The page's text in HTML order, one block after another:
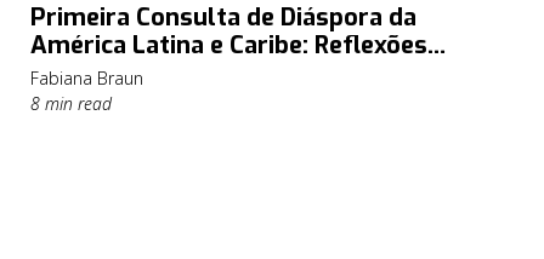
Primeira Consulta de Diáspora da
América Latina e Caribe: Reflexões
Missiológicas e Históricas
Fabiana Braun
8 min read